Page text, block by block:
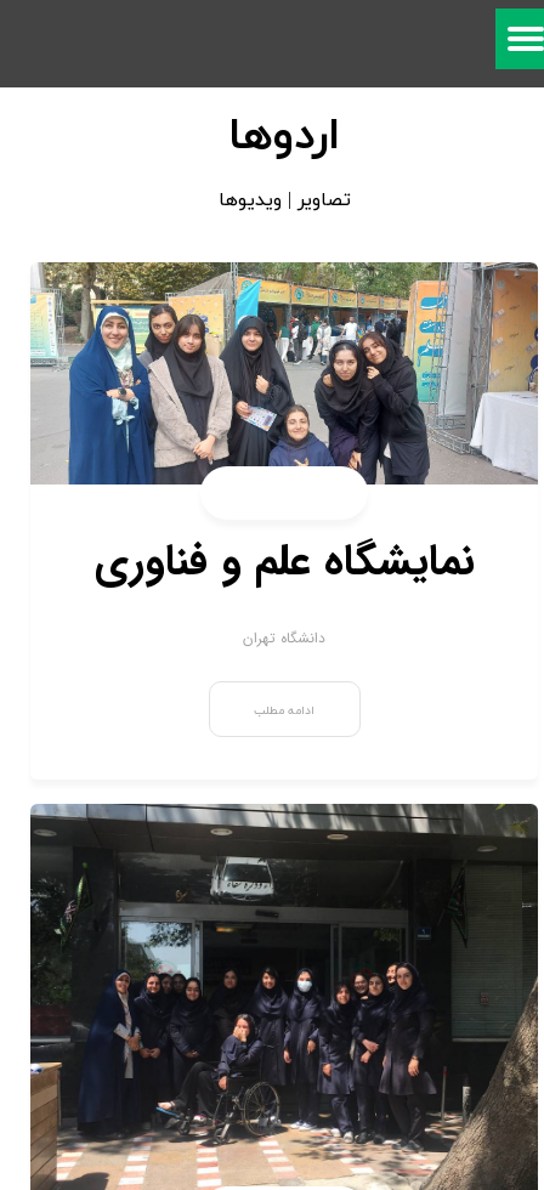
اردوها
تصاویر | ویدیوها
نمایشگاه علم و فناوری
دانشگاه تهران
ادامه مطلب